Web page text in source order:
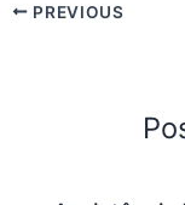
PREVIOUS